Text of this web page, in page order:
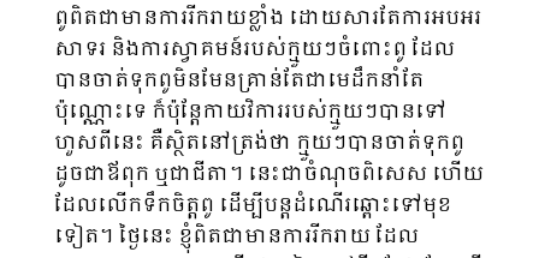
ពូពិតជាមានការរីករាយខ្លាំង ដោយសារតែការអបអរ
សាទរ និងការស្វាគមន៍របស់ក្មួយៗចំពោះពូ ដែល
បាន​ចាត់ទុកពូមិនមែនគ្រាន់តែជាមេដឹកនាំតែ
ប៉ុណ្ណោះទេ ក៏ប៉ុន្តែកាយវិការរបស់ក្មួយៗបានទៅ
ហួសពីនេះ គឺស្ថិតនៅត្រង់ថា ក្មួយៗបានចាត់ទុកពូ
ដូចជាឪពុក ឬជាជីតា។ នេះជាចំណុចពិសេស ហើយ
ដែលលើកទឹកចិត្តពូ ដើម្បីបន្តដំណើរឆ្ពោះទៅមុខ
ទៀត។ ថ្ងៃនេះ ខ្ញុំពិតជាមានការរីករាយ ដែល